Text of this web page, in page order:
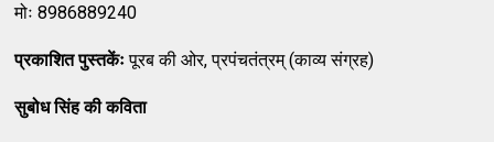
मोः 8986889240
प्रकाशित पुस्तकेंःपूरब की ओर, प्रपंचतंत्रम् (काव्य संग्रह)
सुबोध सिंह की कविता